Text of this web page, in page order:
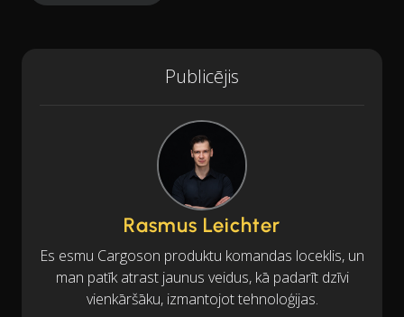
Publicējis
Rasmus Leichter
Es esmu Cargoson produktu komandas loceklis, un
man patīk atrast jaunus veidus, kā padarīt dzīvi
vienkāršāku, izmantojot tehnoloģijas.